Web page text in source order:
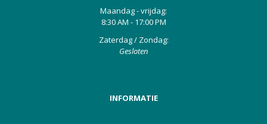
Maandag - vrijdag:
8:30 AM - 17:00 PM
Zaterdag / Zondag:
Gesloten
INFORMATIE